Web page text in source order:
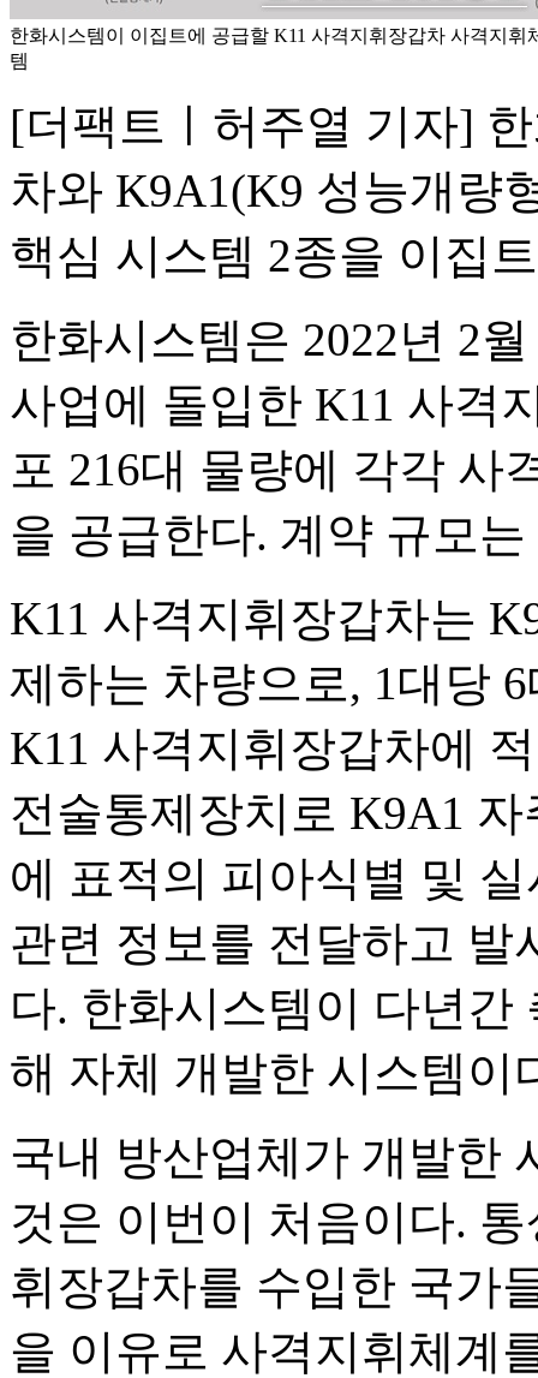
한화시스템이 이집트에 공급할 K11 사격지휘장갑차 사격지휘
템
[더팩트ㅣ허주열 기자]
차와 K9A1(K9 성능개량
핵심 시스템 2종을 이집
한화시스템은 2022년 2
사업에 돌입한 K11 사격
포 216대 물량에 각각 사
을 공급한다. 계약 규모
K11 사격지휘장갑차는
제하는 차량으로, 1대당
K11 사격지휘장갑차에
전술통제장치로 K9A1
에 표적의 피아식별 및
관련 정보를 전달하고 발
다. 한화시스템이 다년간
해 자체 개발한 시스템이
국내 방산업체가 개발한
것은 이번이 처음이다.
휘장갑차를 수입한 국가
을 이유로 사격지휘체계